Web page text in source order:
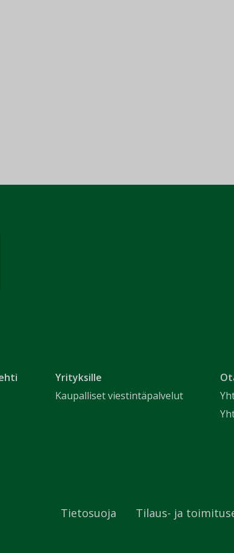
Yrityksille
Kaupalliset viestintäpalvelut
Tietosuoja Tilaus- ja